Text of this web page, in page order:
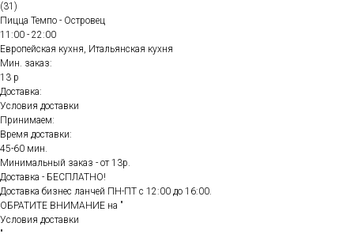
(31)
Пицца Темпо - Островец
11:00 - 22:00
Европейская кухня, Итальянская кухня
Мин. заказ:
13 р
Доставка:
Условия доставки
Принимаем:
Время доставки:
45-60 мин.
Минимальный заказ - от 13р.
Доставка - БЕСПЛАТНО!
Доставка бизнес ланчей ПН-ПТ с 12:00 до 16:00.
ОБРАТИТЕ ВНИМАНИЕ на "
Условия доставки
"